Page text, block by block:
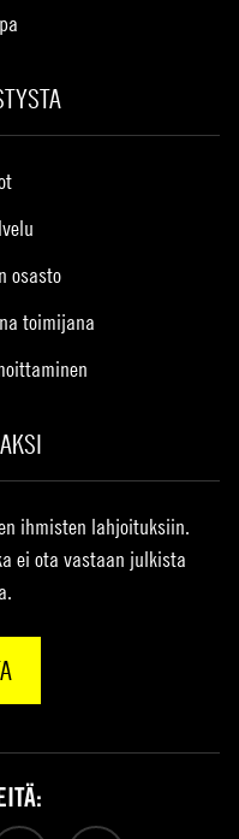
osasto
toimijana
ihmisten lahjoituksiin.
ei ota vastaan julkista